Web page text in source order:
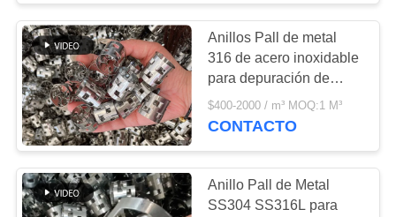
PRIVACY
POLICYAlambre de acero
inoxidable de malla
de filtro
76
Anillos Pall de metal
316 de acero inoxidable
para depuración de
gases
$400-2000 / m³ MOQ:1 M³
CONTACTO
Anillo Pall de Metal
SS304 SS316L para